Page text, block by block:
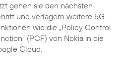
gehen sie den nächsten
und verlagern weitere 5G-
wie die „Policy Control
(PCF) von Nokia in die
Cloud.